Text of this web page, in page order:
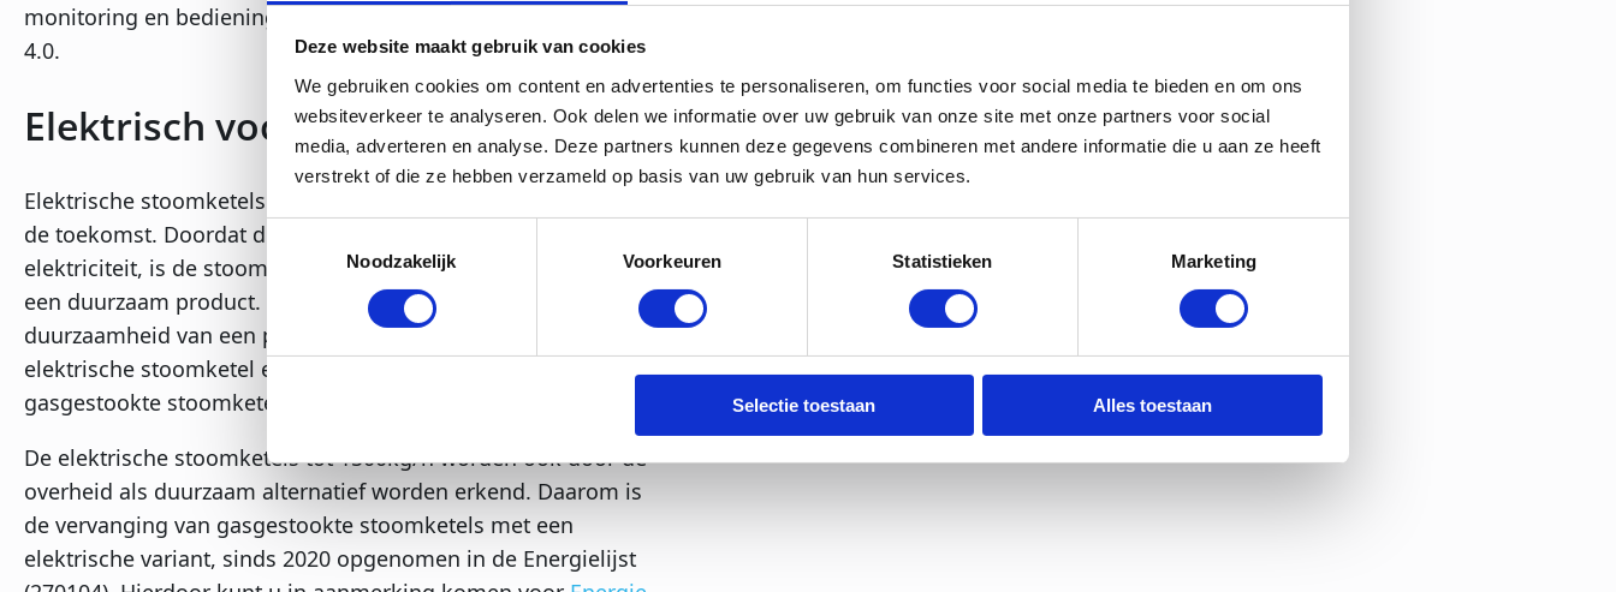
Deze website maakt gebruik van cookies
We gebruiken cookies om content en advertenties te personaliseren, om functies voor social media te bieden en om ons
websiteverkeer te analyseren. Ook delen we informatie over uw gebruik van onze site met onze partners voor social
media, adverteren en analyse. Deze partners kunnen deze gegevens combineren met andere informatie die u aan ze heeft
verstrekt of die ze hebben verzameld op basis van uw gebruik van hun services.
Noodzakelijk
Voorkeuren Statistieken Marketing
Selectie toestaan Alles toestaan
monitoring en bediening op afstand en is klaar voor Industrie
4.0.
Elektrisch voor de toekomst
Elektrische stoomketels zijn een goede keuze met het oog op
de toekomst. Doordat de stoom wordt opgewekt met
elektriciteit, is de stoomketel bij gebruik van groene stoom,
een duurzaam product. De consument let steeds vaker op de
duurzaamheid van een product. Mede daarom is een
elektrische stoomketel een mooi alternatief voor een
gasgestookte stoomketel.
De elektrische stoomketels tot 1500kg/h worden ook door de
overheid als duurzaam alternatief worden erkend. Daarom is
de vervanging van gasgestookte stoomketels met een
elektrische variant, sinds 2020 opgenomen in de Energielijst